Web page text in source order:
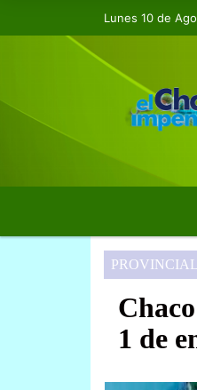
Lunes 10 de
1 de